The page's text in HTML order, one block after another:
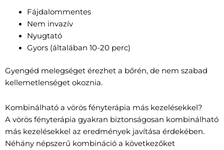
Fájdalommentes
Nem invazív
Nyugtató
Gyors (általában 10-20 perc)
Gyengéd melegséget érezhet a bőrén, de nem szabad
kellemetlenséget okoznia.
Kombinálható a vörös fényterápia más kezelésekkel?
A vörös fényterápia gyakran biztonságosan kombinálható
más kezelésekkel az eredmények javítása érdekében.
Néhány népszerű kombináció a következőket